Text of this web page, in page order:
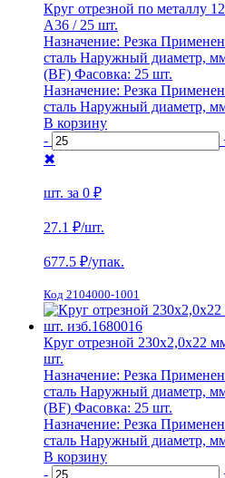
Круг отрезной по металлу
А36 / 25 шт.
Назначение: Резка
сталь Наружный диаметр,
(BF) Фасовка: 25 шт.
Назначение: Резка
сталь Наружный диаметр,
В корзину
-
✖
шт. за 0 ₽
27.1 ₽/шт.
677.5 ₽/упак.
Код 2104000-1001
Круг отрезной 230х2,0х22
шт.
Назначение: Резка
сталь Наружный диаметр,
(BF) Фасовка: 25 шт.
Назначение: Резка
сталь Наружный диаметр,
В корзину
-